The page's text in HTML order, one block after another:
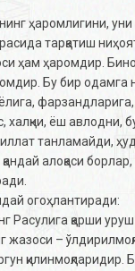
ҳаромлигини, уни
тарқатиш
ҳам ҳаромдир.
Бу бир одамга
ёш авлодни,
танламайди,
алоқаси
огоҳлантиради:
Расулига қарши
жазоси –